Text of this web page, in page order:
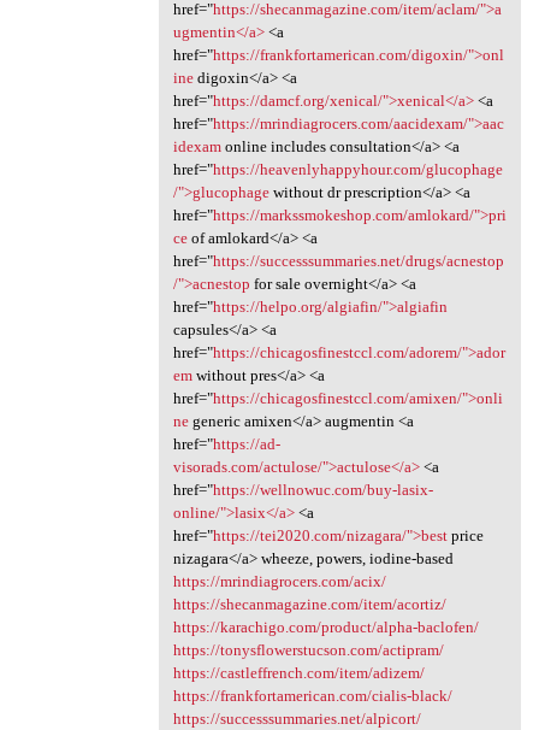
href="https://shecanmagazine.com/item/aclam/">a
ugmentin</a><a
href="https://frankfortamerican.com/digoxin/">onl
inedigoxin</a> <a
href="https://damcf.org/xenical/">xenical</a><a
href="https://mrindiagrocers.com/aacidexam/">aac
idexamonline includes consultation</a> <a
href="https://heavenlyhappyhour.com/glucophage
/">glucophagewithout dr prescription</a> <a
href="https://markssmokeshop.com/amlokard/">pri
ceof amlokard</a> <a
href="https://successsummaries.net/drugs/acnestop
/">acnestop for sale overnight</a> <a
href="https://helpo.org/algiafin/">algiafin
capsules</a> <a
href="https://chicagosfinestccl.com/adorem/">ador
emwithout pres</a> <a
href="https://chicagosfinestccl.com/amixen/">onli
negeneric amixen</a> augmentin <a
href="https://ad-
visorads.com/actulose/">actulose</a><a
href="https://wellnowuc.com/buy-lasix-
online/">lasix</a><a
href="https://tei2020.com/nizagara/">bestprice
nizagara</a> wheeze, powers, iodine-based
https://mrindiagrocers.com/acix/
https://shecanmagazine.com/item/acortiz/
https://karachigo.com/product/alpha-baclofen/
https://tonysflowerstucson.com/actipram/
https://castleffrench.com/item/adizem/
https://frankfortamerican.com/cialis-black/
https://successsummaries.net/alpicort/